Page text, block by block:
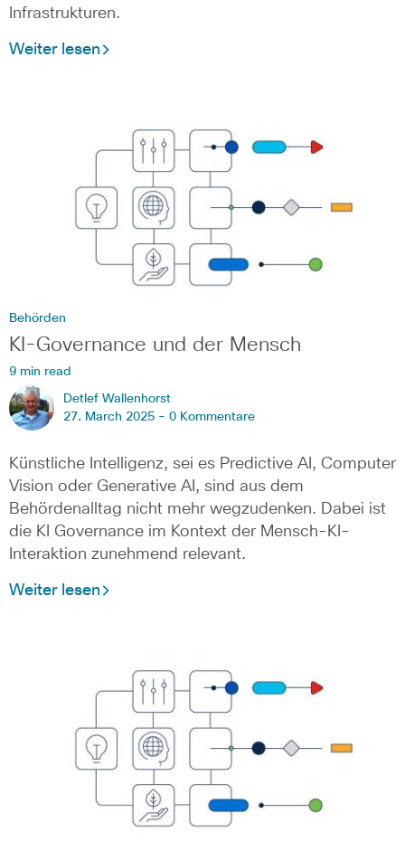
Infrastrukturen.
Weiter lesen
Behörden
KI-Governance und der Mensch
9 min read
Detlef Wallenhorst
27. March 2025 - 0 Kommentare
Künstliche Intelligenz, sei es Predictive AI, Computer
Vision oder Generative AI, sind aus dem
Behördenalltag nicht mehr wegzudenken. Dabei ist
die KI Governance im Kontext der Mensch-KI-
Interaktion zunehmend relevant.
Weiter lesen